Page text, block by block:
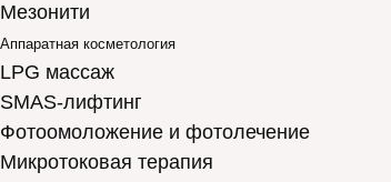
Мезонити
Аппаратная косметология
LPG массаж
SMAS-лифтинг
Фотоомоложение и фотолечение
Микротоковая терапия